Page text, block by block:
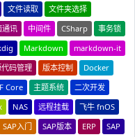
文件读取
文件夹选择
通讯 中间件 CSharp
事务锁
Markdown
markdown-it
码管理 版本控制
Docker
Core 主题系统
二次开发
NAS 远程挂载
飞牛 fnOS
SAP入门 SAP版本 ERP
SAP